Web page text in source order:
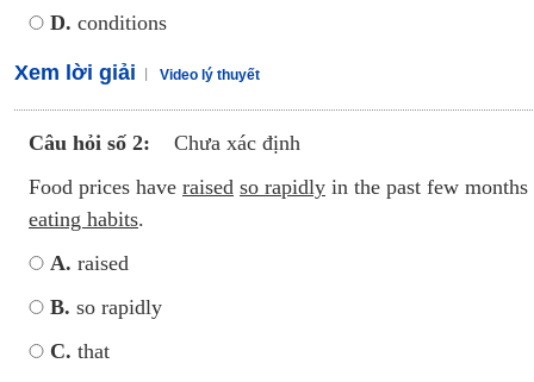
D. conditions
Xem lời giải Video lý thuyết
Câu hỏi số 2:
Chưa xác định
Food prices have raised so rapidly in the past few months
eating habits.
A. raised
B. so rapidly
C. that